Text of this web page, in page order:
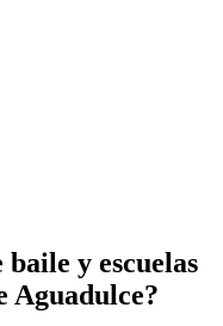
baile y escuelas
Aguadulce?